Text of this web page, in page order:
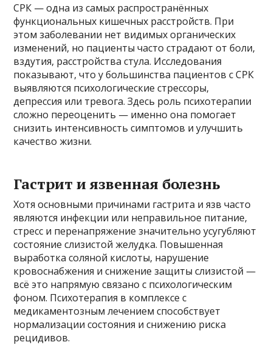
СРК — одна из самых распространённых
функциональных кишечных расстройств. При
этом заболевании нет видимых органических
изменений, но пациенты часто страдают от боли,
вздутия, расстройства стула. Исследования
показывают, что у большинства пациентов с СРК
выявляются психологические стрессоры,
депрессия или тревога. Здесь роль психотерапии
сложно переоценить — именно она помогает
снизить интенсивность симптомов и улучшить
качество жизни.
Гастрит и язвенная болезнь
Хотя основными причинами гастрита и язв часто
являются инфекции или неправильное питание,
стресс и перенапряжение значительно усугубляют
состояние слизистой желудка. Повышенная
выработка соляной кислоты, нарушение
кровоснабжения и снижение защиты слизистой —
всё это напрямую связано с психологическим
фоном. Психотерапия в комплексе с
медикаментозным лечением способствует
нормализации состояния и снижению риска
рецидивов.